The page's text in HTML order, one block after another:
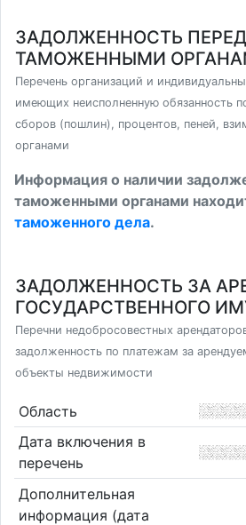
ЗАДОЛЖЕННОСТЬ ПЕРЕД
ТАМОЖЕННЫМИ
Перечень организаций и
имеющих неисполненную обязанность
сборов (пошлин), процентов, пеней,
органами
Информация о наличии
таможенными органами
таможенного дела.
ЗАДОЛЖЕННОСТЬ ЗА
ГОСУДАРСТВЕННОГО
Перечни недобросовестных
задолженность по платежам за
объекты недвижимости
Область
Дата включения в
перечень
Дополнительная
информация (дата